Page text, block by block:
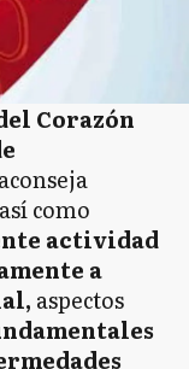
Corazón
aconseja
como
actividad
a
aspectos